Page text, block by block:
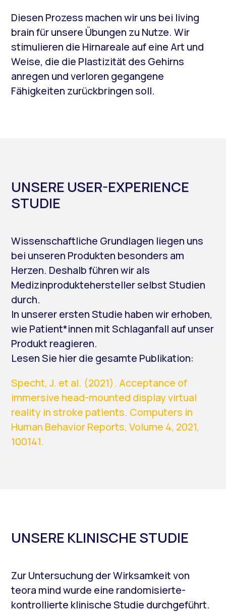
Diesen Prozess machen wir uns bei living
brain für unsere Übungen zu Nutze. Wir
stimulieren die Hirnareale auf eine Art und
Weise, die die Plastizität des Gehirns
anregen und verloren gegangene
Fähigkeiten zurückbringen soll.
UNSERE USER-EXPERIENCE
STUDIE
Wissenschaftliche Grundlagen liegen uns
bei unseren Produkten besonders am
Herzen. Deshalb führen wir als
Medizinproduktehersteller selbst Studien
durch.
In unserer ersten Studie haben wir erhoben,
wie Patient*innen mit Schlaganfall auf unser
Produkt reagieren.
Lesen Sie hier die gesamte Publikation:
Specht, J. et al. (2021). Acceptance of
immersive head-mounted display virtual
reality in stroke patients. Computers in
Human Behavior Reports, Volume 4, 2021,
100141.
UNSERE KLINISCHE STUDIE
Zur Untersuchung der Wirksamkeit von
teora mind wurde eine randomisierte-
kontrollierte klinische Studie durchgeführt.